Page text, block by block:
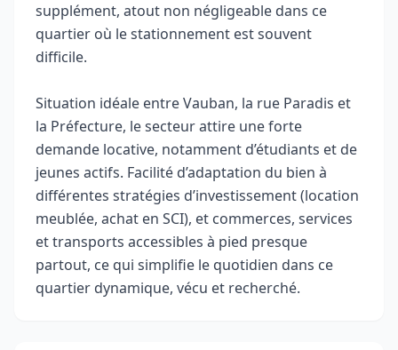
supplément, atout non négligeable dans ce
quartier où le stationnement est souvent
difficile.
Situation idéale entre Vauban, la rue Paradis et
la Préfecture, le secteur attire une forte
demande locative, notamment d’étudiants et de
jeunes actifs. Facilité d’adaptation du bien à
différentes stratégies d’investissement (location
meublée, achat en SCI), et commerces, services
et transports accessibles à pied presque
partout, ce qui simplifie le quotidien dans ce
quartier dynamique, vécu et recherché.